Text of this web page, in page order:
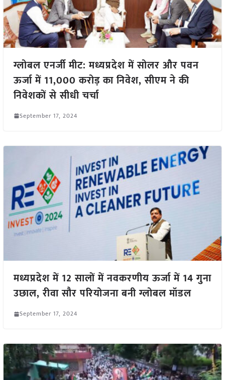
ग्लोबल एनर्जी मीट: मध्यप्रदेश में सोलर और पवन
ऊर्जा में 11,000 करोड़ का निवेश, सीएम ने की
निवेशकों से सीधी चर्चा
September 17, 2024
मध्यप्रदेश में 12 सालों में नवकरणीय ऊर्जा में 14 गुना
उछाल, रीवा सौर परियोजना बनी ग्लोबल मॉडल
September 17, 2024